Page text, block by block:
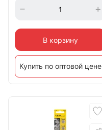
В корзину
Купить по оптовой цене